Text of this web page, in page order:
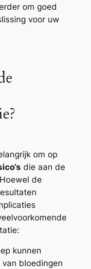
om goed
voor uw
om op
die aan de
de
kunnen
bloedingen